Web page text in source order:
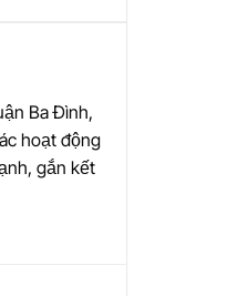
Ba Đình,
hoạt động
gắn kết